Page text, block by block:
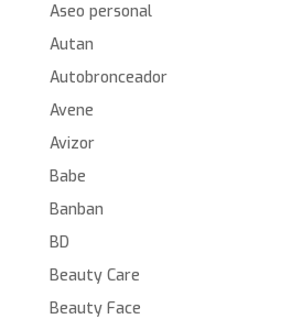
Aseo personal
Autan
Autobronceador
Avene
Avizor
Babe
Banban
BD
Beauty Care
Beauty Face